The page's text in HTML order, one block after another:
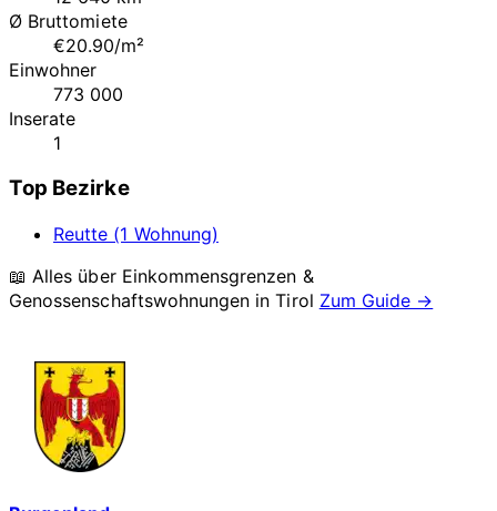
Ø Bruttomiete
€20.90/m²
Einwohner
773 000
Inserate
1
Top Bezirke
Reutte (1 Wohnung)
📖 Alles über Einkommensgrenzen &
Genossenschaftswohnungen inTirol Zum Guide →